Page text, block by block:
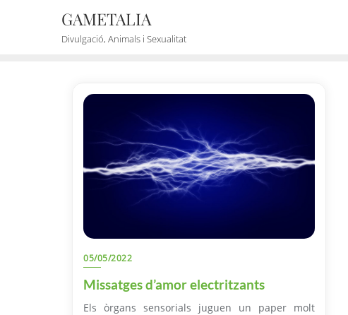
GAMETALIA
Divulgació, Animals i Sexualitat
05/05/2022
Missatges d’amor electritzants
Els òrgans sensorials juguen un paper molt